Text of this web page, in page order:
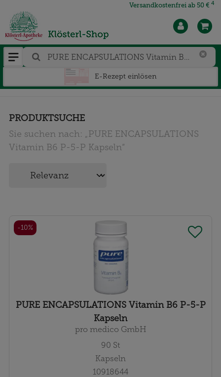
Versandkostenfrei ab 50 € 4
E-Rezept einlösen
PRODUKTSUCHE
Sie suchen nach: „PURE ENCAPSULATIONS
Vitamin B6 P-5-P Kapseln“
PURE ENCAPSULATIONS Vitamin B6 P-5-P
Kapseln
pro medico GmbH
90 St
Kapseln
10918644
-10%